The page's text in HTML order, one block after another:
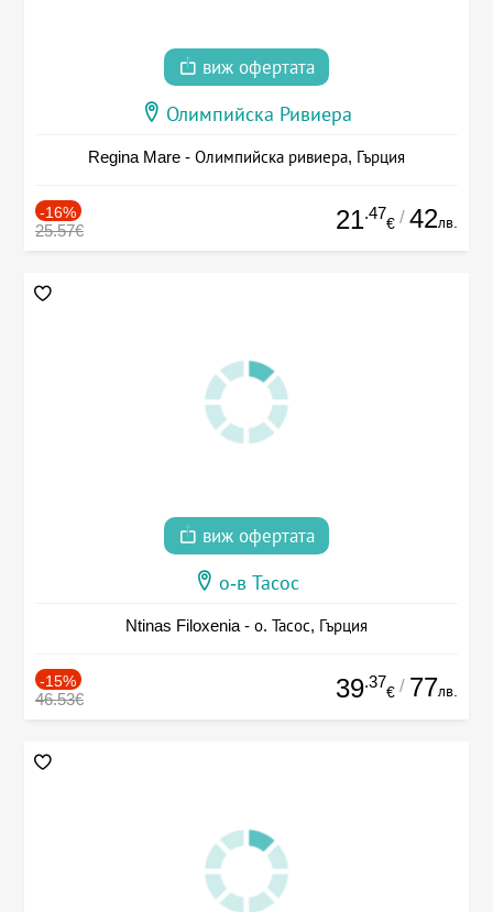
виж офертата
Олимпийска Ривиера
Regina Mare - Олимпийска ривиера, Гърция
-16%
25.57€ 21.47
€ / 42лв.
виж офертата
о-в Тасос
Ntinas Filoxenia - о. Тасос, Гърция
-15%
46.53€ 39.37
€ / 77лв.